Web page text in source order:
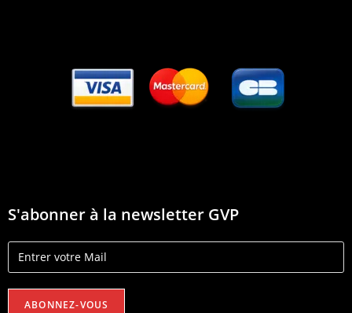
S'abonner à la newsletter GVP